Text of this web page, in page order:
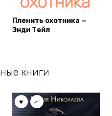
Пленить охотника —
Энди Тейл
книги